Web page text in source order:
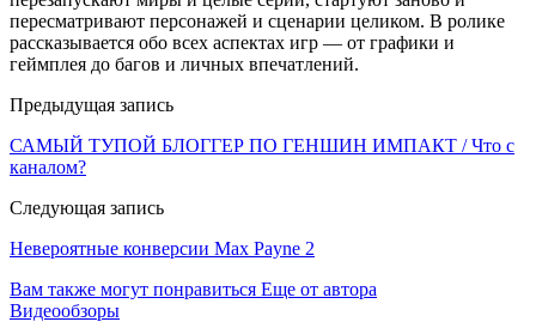
пересматривают персонажей и сценарии целиком. В ролике
рассказывается обо всех аспектах игр — от графики и
геймплея до багов и личных впечатлений.
Предыдущая запись
САМЫЙ ТУПОЙ БЛОГГЕР ПО ГЕНШИН ИМПАКТ / Что с
каналом?
Следующая запись
Невероятные конверсии Max Payne 2
Вам также могут понравиться Еще от автора
Видеообзоры